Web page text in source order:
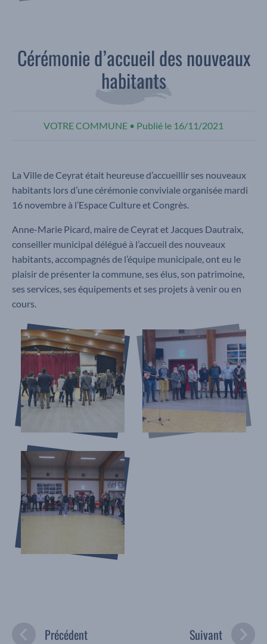
Cérémonie d’accueil des nouveaux
habitants
VOTRE COMMUNE • Publié le 16/11/2021
La Ville de Ceyrat était heureuse d’accueillir ses nouveaux
habitants lors d’une cérémonie conviviale organisée mardi
16 novembre à l’Espace Culture et Congrès.
Anne-Marie Picard, maire de Ceyrat et Jacques Dautraix,
conseiller municipal délégué à l’accueil des nouveaux
habitants, accompagnés de l’équipe municipale, ont eu le
plaisir de présenter la commune, ses élus, son patrimoine,
ses services, ses équipements et ses projets à venir ou en
cours.
Précédent Suivant